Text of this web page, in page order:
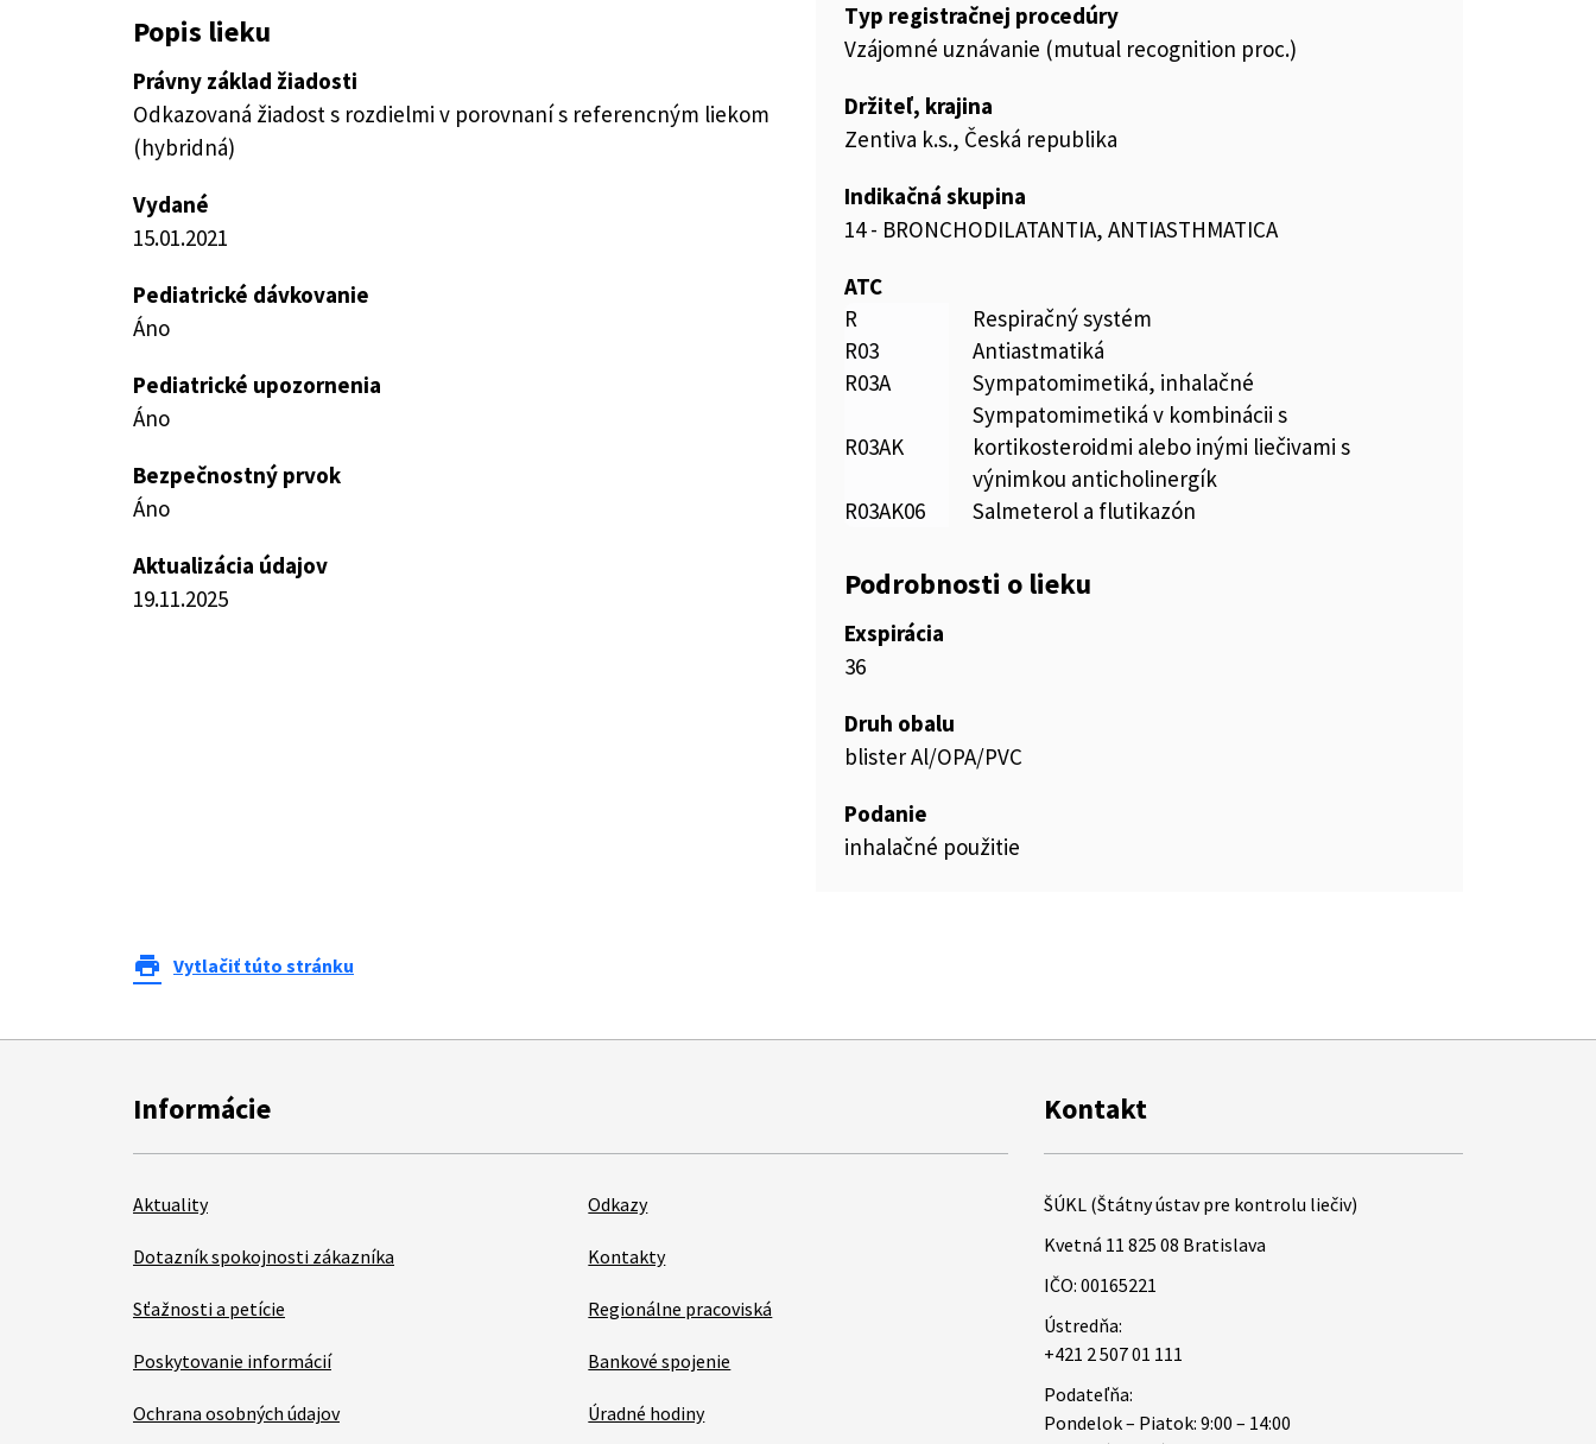
Popis lieku
Právny základ žiadosti
Odkazovaná žiadost s rozdielmi v porovnaní s referencným liekom
(hybridná)
Vydané
15.01.2021
Pediatrické dávkovanie
Áno
Pediatrické upozornenia
Áno
Bezpečnostný prvok
Áno
Aktualizácia údajov
19.11.2025
Typ registračnej procedúry
Vzájomné uznávanie (mutual recognition proc.)
Držiteľ, krajina
Zentiva k.s., Česká republika
Indikačná skupina
14 - BRONCHODILATANTIA, ANTIASTHMATICA
ATC
R
Respiračný systém
R03
Antiastmatiká
R03A
Sympatomimetiká, inhalačné
R03AK
Sympatomimetiká v kombinácii s
kortikosteroidmi alebo inými liečivami s
výnimkou anticholinergík
R03AK06
Salmeterol a flutikazón
Podrobnosti o lieku
Exspirácia
36
Druh obalu
blister Al/OPA/PVC
Podanie
inhalačné použitie
print Vytlačiť túto stránku
Informácie
Aktuality
Dotazník spokojnosti zákazníka
Sťažnosti a petície
Poskytovanie informácií
Ochrana osobných údajov
Odkazy
Kontakty
Regionálne pracoviská
Bankové spojenie
Úradné hodiny
Kontakt
ŠÚKL (Štátny ústav pre kontrolu liečiv)
Kvetná 11 825 08 Bratislava
IČO: 00165221
Ústredňa:
+421 2 507 01 111
Podateľňa:
Pondelok – Piatok: 9:00 – 14:00